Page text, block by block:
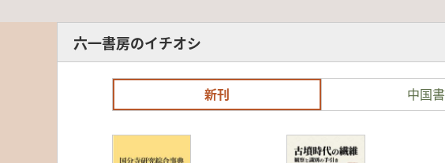
六一書房のイチオシ
新刊 中国書